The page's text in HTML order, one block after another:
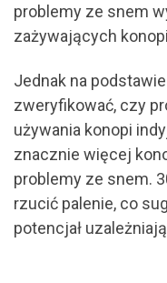
problemy ze snem
zażywających
Jednak na
zweryfikować, czy
używania konopi
znacznie więcej
problemy ze snem.
rzucić palenie, co
potencjał